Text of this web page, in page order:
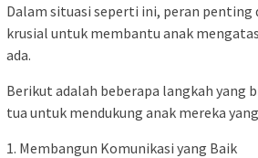
Dalam situasi seperti ini, peran penting
krusial untuk membantu anak
ada.
Berikut adalah beberapa langkah yang
tua untuk mendukung anak mereka
1. Membangun Komunikasi yang Baik